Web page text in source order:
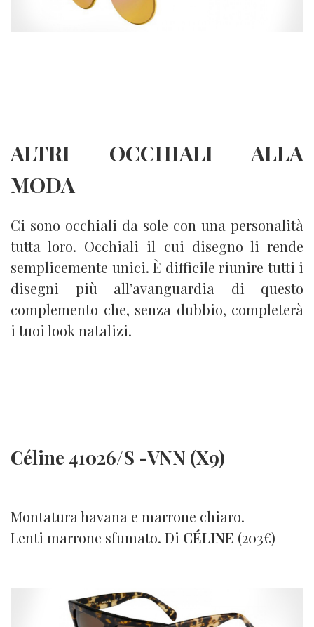
ALTRI OCCHIALI ALLA
MODA
Ci sono occhiali da sole con una personalità
tutta loro. Occhiali il cui disegno li rende
semplicemente unici. È difficile riunire tutti i
disegni più all’avanguardia di questo
complemento che, senza dubbio, completerà
i tuoi look natalizi.
Céline 41026/S -VNN (X9)
Montatura havana e marrone chiaro.
Lenti marrone sfumato. Di CÉLINE (203€)